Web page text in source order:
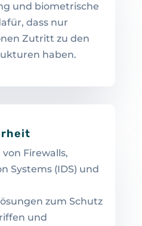
und biometrische
dass nur
Zutritt zu den
haben.
Firewalls,
Systems (IDS) und
zum Schutz
und